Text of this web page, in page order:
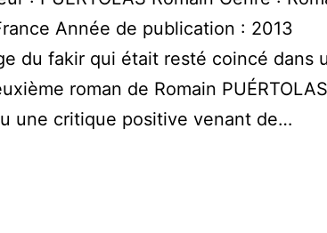
Année de publication : 2013
du fakir qui était resté coincé dans
roman de Romain
une critique positive venant de…